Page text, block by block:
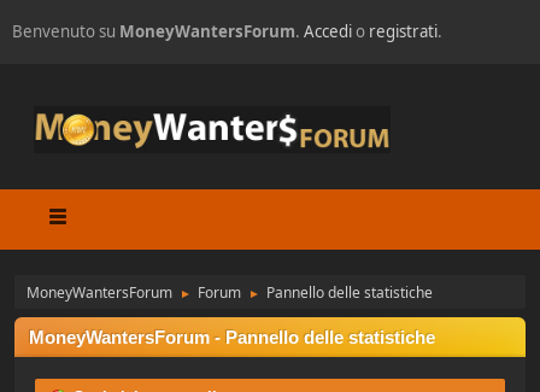
Benvenuto su MoneyWantersForum. Accedio registrati.
MoneyWantersForum ► Forum ► Pannello delle statistiche
MoneyWantersForum - Pannello delle statistiche